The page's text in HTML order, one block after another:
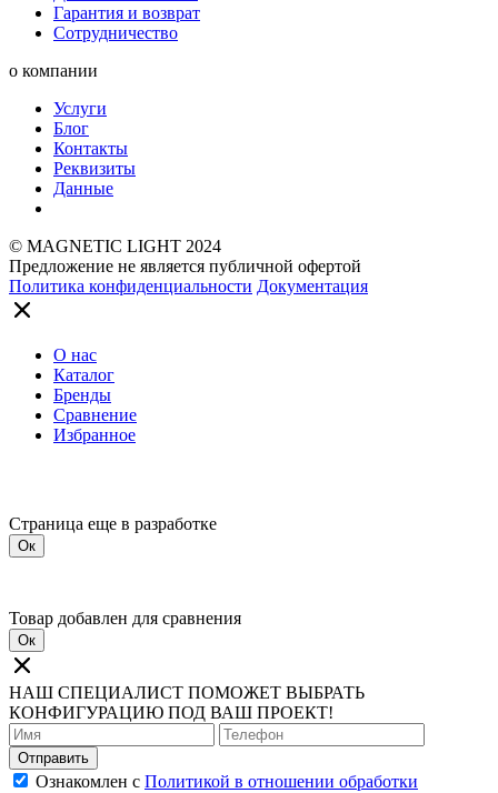
Гарантия и возврат
Сотрудничество
о компании
Услуги
Блог
Контакты
Реквизиты
Данные
© MAGNETIC LIGHT 2024
Предложение не является публичной офертой
Политика конфиденциальности Документация
О нас
Каталог
Бренды
Сравнение
Избранное
Страница еще в разработке
Ок
Товар добавлен для сравнения
Ок
НАШ СПЕЦИАЛИСТ ПОМОЖЕТ ВЫБРАТЬ
КОНФИГУРАЦИЮ ПОД ВАШ ПРОЕКТ!
Отправить
Ознакомлен с Политикой в отношении обработки